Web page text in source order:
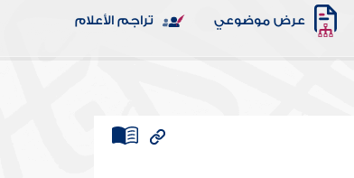
عرض موضوعي تراجم الأعلام